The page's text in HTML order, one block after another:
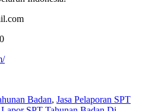
Badan, Jasa Pelaporan SPT